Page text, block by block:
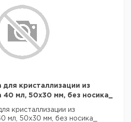
для кристаллизации из
40 мл, 50x30 мм, без носика_
кристаллизации из
мл, 50x30 мм, без носика_